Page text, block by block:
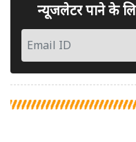
न्यूजलेटर पाने के